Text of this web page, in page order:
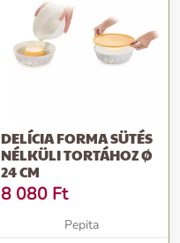
DELÍCIA FORMA SÜTÉS
NÉLKÜLI TORTÁHOZ Ø
24 CM
8 080 Ft
Pepita